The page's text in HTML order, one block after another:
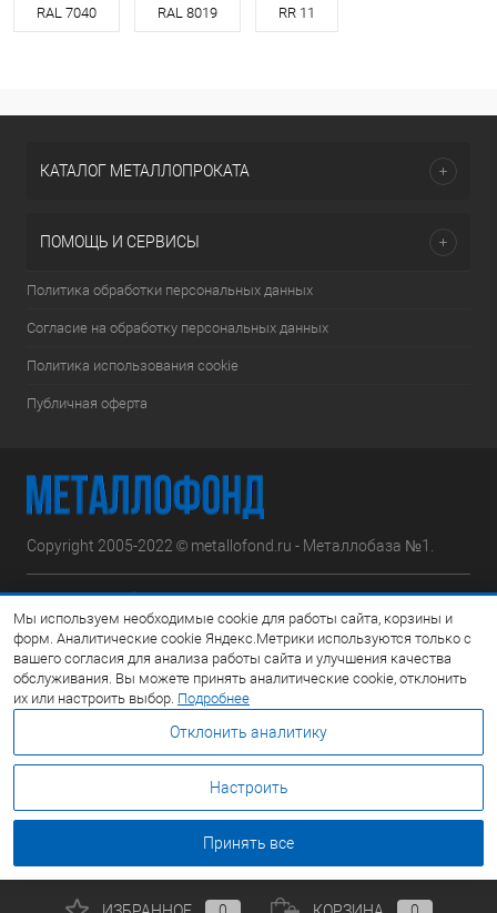
RAL 7040 RAL 8019 RR 11
КАТАЛОГ МЕТАЛЛОПРОКАТА
ПОМОЩЬ И СЕРВИСЫ
Политика обработки персональных данных
Согласие на обработку персональных данных
Политика использования cookie
Публичная оферта
Copyright 2005-2022 © metallofond.ru - Металлобаза №1.
Московская область, Ступинский р-н, д.Сотниково,
ул.Железнодорожная, вл.30
Посмотреть на карте
8 (495) 308-42-78
Email:info@metallofond.ru
Мы используем необходимые cookie для работы сайта, корзины и
форм. Аналитические cookie Яндекс.Метрики используются только с
вашего согласия для анализа работы сайта и улучшения качества
обслуживания. Вы можете принять аналитические cookie, отклонить
их или настроить выбор. Подробнее
Отклонить аналитику
Настроить
Принять все